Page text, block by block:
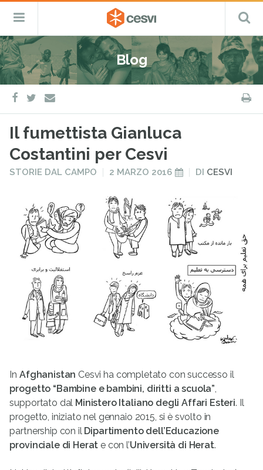
Salta
al
contenuto
CESVI
Fondazione
–
ETS
Cooperazione,
Emergenza
e
Sviluppo
Menu
Blog
facebook
twitter
e-
mail
Il fumettista Gianluca
Costantini per Cesvi
PUBBLICATO
STORIE DAL CAMPO
PUBBLICATO
2 MARZO 2016 DI CESVI
InAfghanistan Cesvi ha completato con successo il
progetto “Bambine e bambini, diritti a scuola”,
supportato dal Ministero Italiano degli Affari Esteri. Il
progetto, iniziato nel gennaio 2015, si è svolto in
partnership con il Dipartimento dell’Educazione
provinciale di Herat e con l’Università di Herat.